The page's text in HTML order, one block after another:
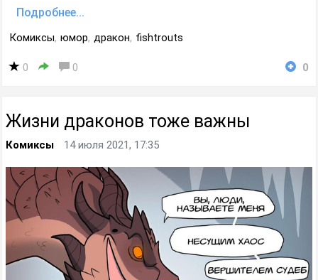
Подробнее...
Комиксы, юмор, дракон, fishtrouts
0 0 0
Жизни драконов тоже важны
Комиксы 14 июля 2021, 17:35